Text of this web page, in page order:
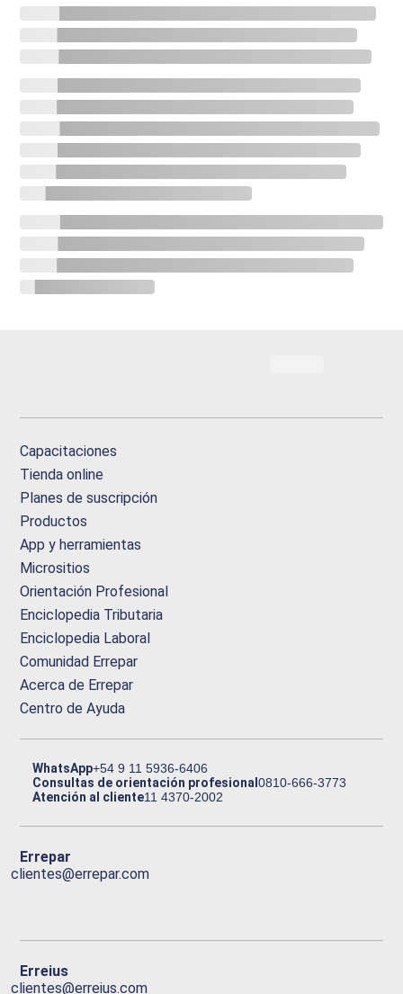
Capacitaciones
Tienda online
Planes de suscripción
Productos
App y herramientas
Micrositios
Orientación Profesional
Enciclopedia Tributaria
Enciclopedia Laboral
Comunidad Errepar
Acerca de Errepar
Centro de Ayuda
WhatsApp+54 9 11 5936-6406
Consultas de orientación profesional0810-666-3773
Atención al cliente11 4370-2002
Errepar
clientes@errepar.com
Erreius
clientes@erreius.com